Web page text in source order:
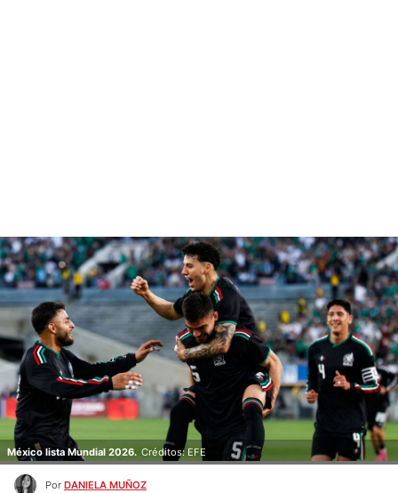
México lista Mundial 2026. Créditos: EFE
Por DANIELA MUÑOZ